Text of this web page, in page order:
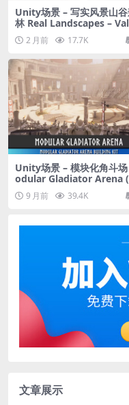
Unity场景 – 写实风景山
林 Real Landscapes –
Forest
2 月前 17.7K
Unity场景 – 模块化角斗
odular Gladiator Arena
adiator Arena, Arena,
sseum Arena)
9 月前 39.4K
文章展示